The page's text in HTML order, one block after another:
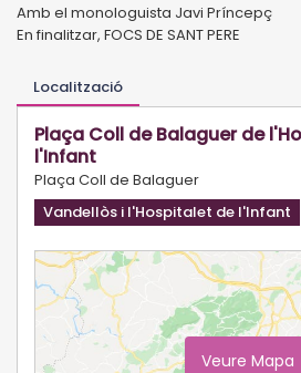
Amb el monologuista Javi Príncepç
En finalitzar, FOCS DE SANT PERE
Localització
Plaça Coll de Balaguer de
l'Infant
Plaça Coll de Balaguer
Vandellòs i l'Hospitalet de l'Infant
Veure Mapa